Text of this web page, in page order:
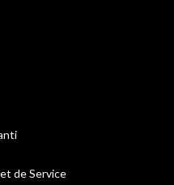
de Service